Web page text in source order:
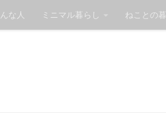
な人 ミニマル暮らし ねことの